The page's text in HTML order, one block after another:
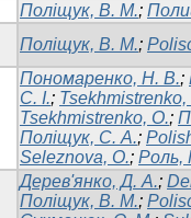
Поліщук, В. М.;
Поліщук, В. М.;
Пономаренко, Н. В.;
С. І.; Tsekhmistrenko,
Tsekhmistrenko, O.;
Поліщук, С. А.;
Seleznova, O.; Роль,
Дерев'янко, Д. А.;
Поліщук, В. М.;